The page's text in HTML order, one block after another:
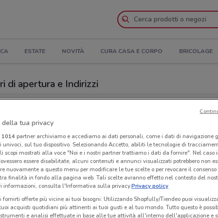
ESTATE NOVITÀ CURA CASA E CORPO BRICOLAGE
di apertura e Indirizzi
i
della tua privacy
1014partner archiviamo e accediamo ai dati personali, come i dati di navigazione
sul tuo dispositivo. Selezionando Accetto, abiliti le tecnologie di
scopi mostrati alla voce "Noi e i nostri partner trattiamo i dati da fornire". Nel caso
essere disabilitate, alcuni contenuti e annunci visualizzati potrebbero non
nuovamente a questo menu per modificare le tue scelte o per revocare il
finalità in fondo alla pagina web. Tali scelte avranno effetto nel contesto del
informazioni, consulta l'Informativa sulla privacy.Privacy policy
fornirti offerte più vicine ai tuoi bisogni: Utilizzando Shopfully/Tiendeo puoi
acquisti quotidiani più attinenti ai tuoi gusti e al tuo mondo. Tutto questo è
e analisi effettuate in base alle tue attività all'interno dell'applicazione e